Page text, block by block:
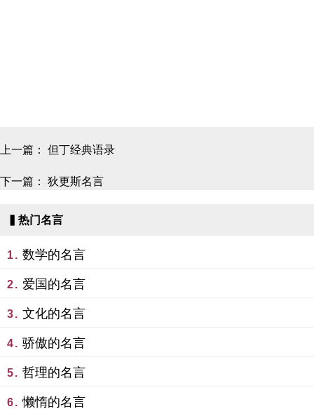
上一篇： 但丁经典语录
下一篇： 狄更斯名言
▍热门名言
1. 数学的名言
2. 爱国的名言
3. 文化的名言
4. 骄傲的名言
5. 哲理的名言
6. 懒惰的名言